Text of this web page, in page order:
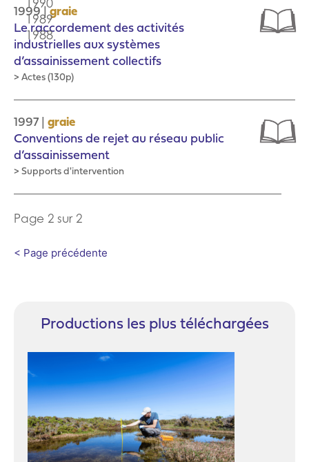
1999| graie
Le raccordement des activités
industrielles aux systèmes
d’assainissement collectifs
> Actes (130p)
1997 | graie
Conventions de rejet au réseau public
d’assainissement
> Supports d'intervention
Page 2 sur 2
< Page précédente
Productions les plus téléchargées